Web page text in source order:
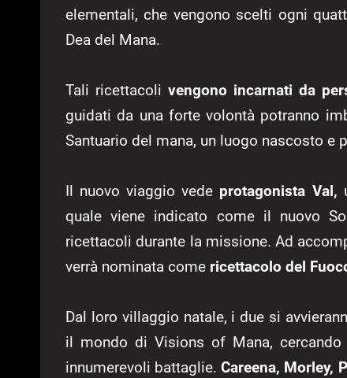
elementali, che vengono scelti ogni
Dea del Mana.
Tali ricettacoli vengono incarnati da
guidati da una forte volontà potranno
Santuario del mana, un luogo nascosto e
Il nuovo viaggio vede protagonista Val,
quale viene indicato come il nuovo
ricettacoli durante la missione. Ad
verrà nominata come ricettacolo del
Dal loro villaggio natale, i due si
il mondo di Visions of Mana,
innumerevoli battaglie.Careena, Morley,